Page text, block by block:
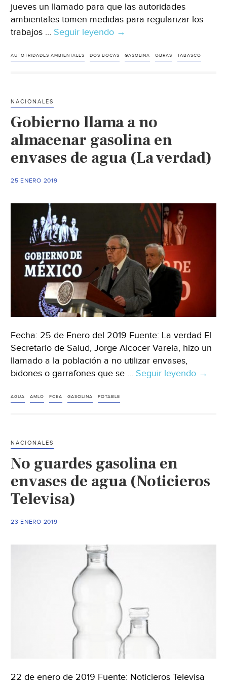
jueves un llamado para que las autoridades
ambientales tomen medidas para regularizar los
trabajos … Seguir leyendo Senadora
que
de
Dos
Bocas
sin
→
AUTOTRIDADES AMBIENTALES DOS BOCAS GASOLINA OBRAS TABASCO
NACIONALES
Gobierno llama a no
almacenar gasolina en
envases de agua (La verdad)
25 ENERO 2019
Fecha: 25 de Enero del 2019 Fuente: La verdad El
Secretario de Salud, Jorge Alcocer Varela, hizo un
llamado a la población a no utilizar envases,
bidones o garrafones que se … Seguir leyendo
agua
→
AGUA AMLO FCEA GASOLINA POTABLE
NACIONALES
No guardes gasolina en
envases de agua (Noticieros
Televisa)
23 ENERO 2019
22 de enero de 2019 Fuente: Noticieros Televisa